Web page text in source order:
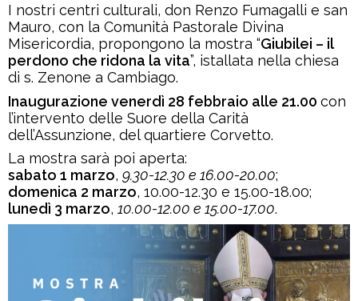
I nostri centri culturali, don Renzo Fumagalli e san
Mauro, con la Comunità Pastorale Divina
Misericordia, propongono la mostra “Giubilei – il
perdono che ridona la vita”, istallata nella chiesa
di s. Zenone a Cambiago.
Inaugurazione venerdì 28 febbraio alle 21.00 con
l’intervento delle Suore della Carità
dell’Assunzione, del quartiere Corvetto.
La mostra sarà poi aperta:
sabato 1 marzo, 9.30-12.30 e 16.00-20.00;
domenica 2 marzo, 10.00-12.30 e 15.00-18.00;
lunedì 3 marzo, 10.00-12.00 e 15.00-17.00.